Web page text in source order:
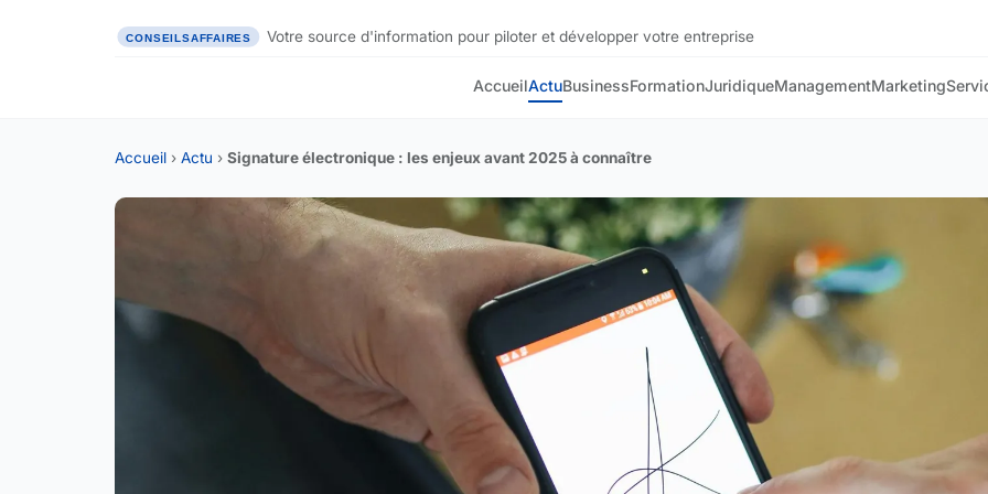
Votre source d'information pour piloter et développer votre entreprise
AccueilActuBusinessFormationJuridiqueManagementMarketing
Accueil › Actu › Signature électronique : les enjeux avant 2025 à connaître